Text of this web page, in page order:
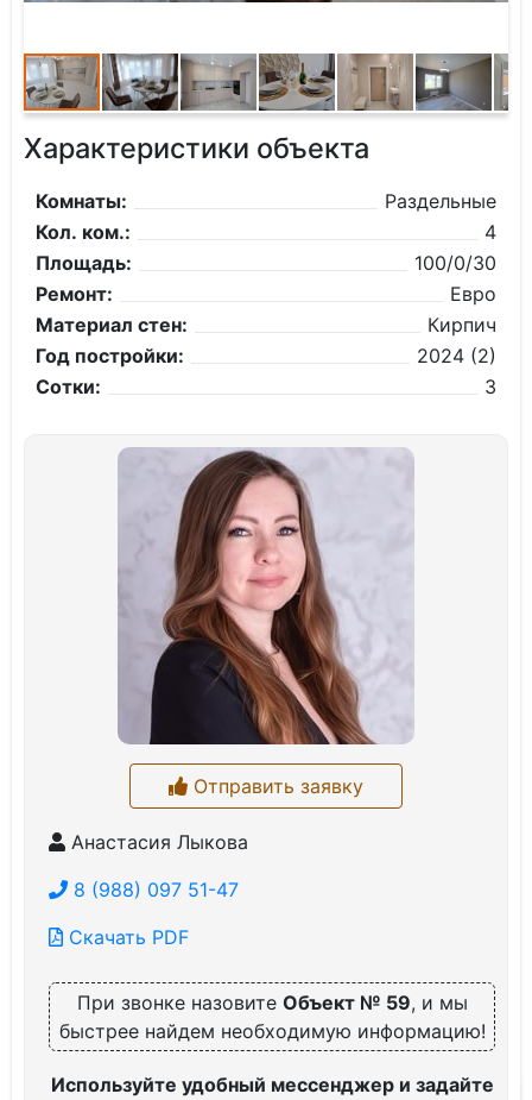
Характеристики объекта
Комнаты:
Раздельные
Кол. ком.:
4
Площадь:
100/0/30
Ремонт:
Евро
Материал стен:
Кирпич
Год постройки:
2024 (2)
Сотки:
3
Отправить заявку
Анастасия Лыкова
8 (988) 097 51-47
Скачать PDF
При звонке назовите Объект № 59, и мы
быстрее найдем необходимую информацию!
Используйте удобный мессенджер и задайте